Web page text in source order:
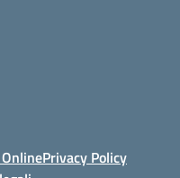
Privacy Policy